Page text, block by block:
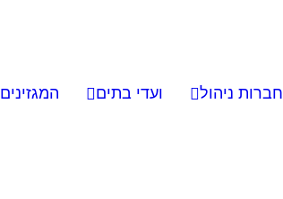
חברות ניהול ועדי בתים המגזינים